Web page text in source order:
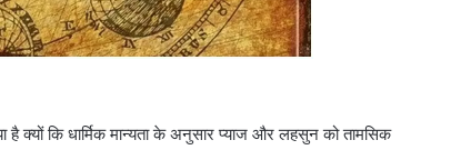
है क्यों कि धार्मिक मान्यता के अनुसार प्याज और लहसुन को तामसिक
Anti
Paper
2026: